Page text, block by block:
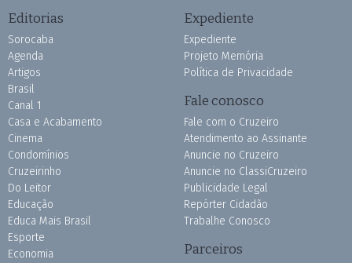
Editorias
Sorocaba
Agenda
Artigos
Brasil
Canal 1
Casa e Acabamento
Cinema
Condomínios
Cruzeirinho
Do Leitor
Educação
Educa Mais Brasil
Esporte
Economia
Expediente
Expediente
Projeto Memória
Política de Privacidade
Fale conosco
Fale com o Cruzeiro
Atendimento ao Assinante
Anuncie no Cruzeiro
Anuncie no ClassiCruzeiro
Publicidade Legal
Repórter Cidadão
Trabalhe Conosco
Parceiros